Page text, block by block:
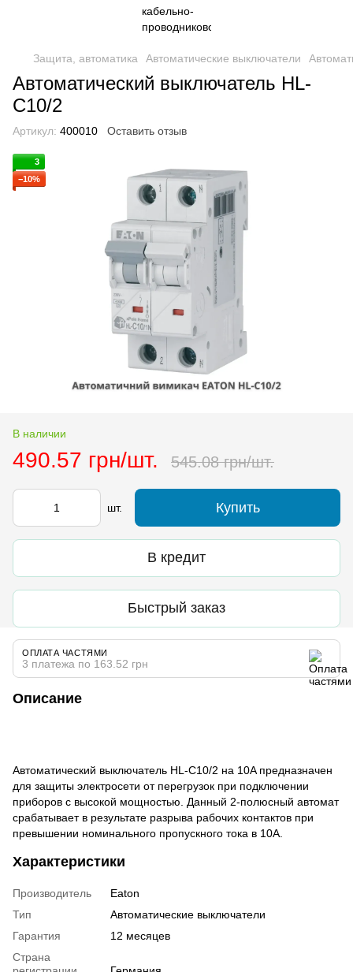
Защита, автоматика Автоматические выключатели
Автоматический выключатель HL-
C10/2
Артикул: 400010 Оставить отзыв
3
−10%
В наличии
490.57 грн/шт. 545.08 грн/шт.
шт. Купить
В кредит
Быстрый заказ
ОПЛАТА ЧАСТЯМИ
3 платежа по 163.52 грн
Описание
Автоматический выключатель HL-C10/2 на 10A предназначен
для защиты электросети от перегрузок при подключении
приборов с высокой мощностью. Данный 2-полюсный автомат
срабатывает в результате разрыва рабочих контактов при
превышении номинального пропускного тока в 10A.
Характеристики
Производитель
Eaton
Тип
Автоматические выключатели
Гарантия
12 месяцев
Страна